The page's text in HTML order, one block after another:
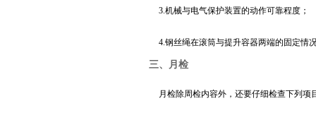
3.机械与电气保护装置的动作可靠程度；
4.钢丝绳在滚筒与提升容器两端的固定情
三、月检
月检除周检内容外，还要仔细检查下列项